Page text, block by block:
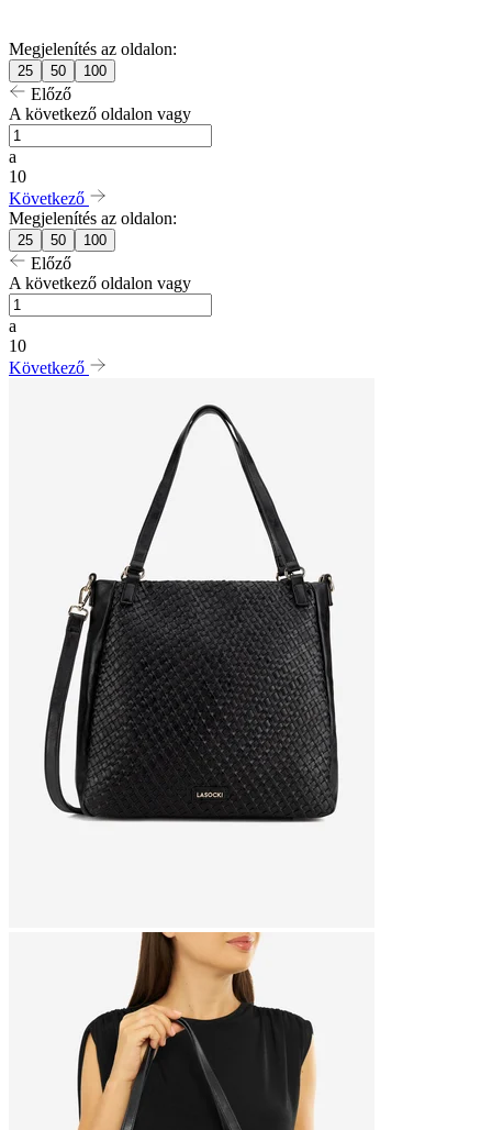
Megjelenítés az oldalon:
25 50 100
Előző
A következő oldalon vagy
a
10
Következő
Megjelenítés az oldalon:
25 50 100
Előző
A következő oldalon vagy
a
10
Következő